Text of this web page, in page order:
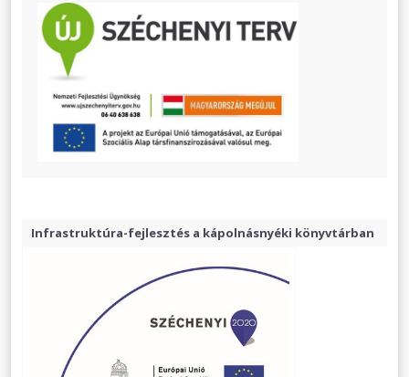
Infrastruktúra-fejlesztés a kápolnásnyéki könyvtárban